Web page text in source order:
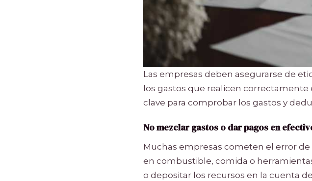
Las empresas deben asegurarse de
los gastos que realicen
clave para comprobar los gastos y
No mezclar gastos o dar pagos en
Muchas empresas cometen el error
en combustible, comida o
o depositar los recursos en la cuenta